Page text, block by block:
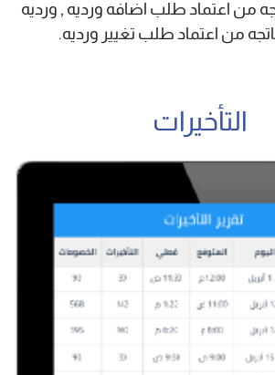
من اعتماد طلب اضافه ورديه , ورديه
من اعتماد طلب تغيير ورديه.
التأخيرات